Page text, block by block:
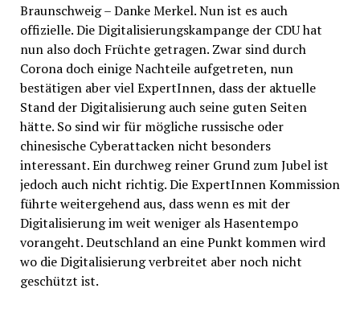
Braunschweig – Danke Merkel. Nun ist es auch
offizielle. Die Digitalisierungskampange der CDU hat
nun also doch Früchte getragen. Zwar sind durch
Corona doch einige Nachteile aufgetreten, nun
bestätigen aber viel ExpertInnen, dass der aktuelle
Stand der Digitalisierung auch seine guten Seiten
hätte. So sind wir für mögliche russische oder
chinesische Cyberattacken nicht besonders
interessant. Ein durchweg reiner Grund zum Jubel ist
jedoch auch nicht richtig. Die ExpertInnen Kommission
führte weitergehend aus, dass wenn es mit der
Digitalisierung im weit weniger als Hasentempo
vorangeht. Deutschland an eine Punkt kommen wird
wo die Digitalisierung verbreitet aber noch nicht
geschützt ist.